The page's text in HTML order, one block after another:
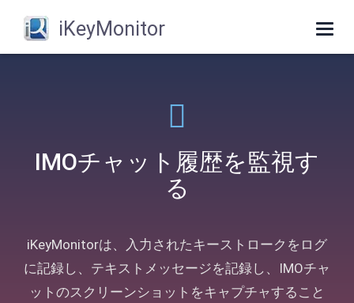
iKeyMonitor
IMOチャット履歴を監視す
る
iKeyMonitorは、入力されたキーストロークをログ
に記録し、テキストメッセージを記録し、IMOチャ
ットのスクリーンショットをキャプチャすること